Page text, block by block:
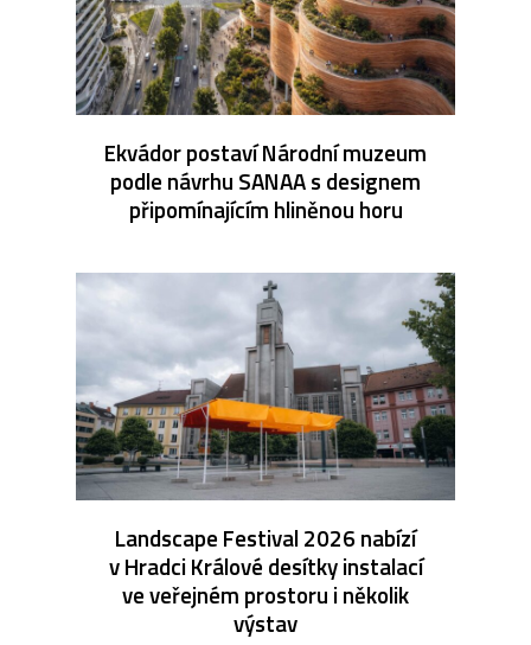
Ekvádor postaví Národní muzeum
podle návrhu SANAA s designem
připomínajícím hliněnou horu
Landscape Festival 2026 nabízí
v Hradci Králové desítky instalací
ve veřejném prostoru i několik
výstav